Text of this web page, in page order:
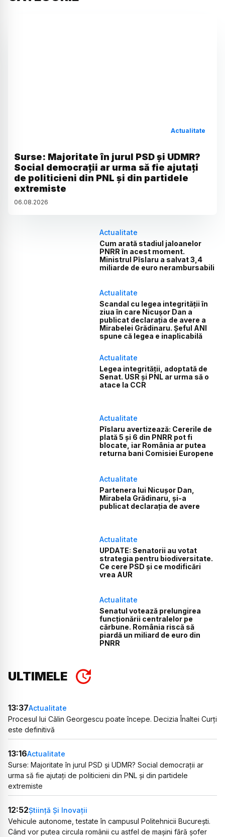
Actualitate
Surse: Majoritate în jurul PSD și UDMR?
Social democrații ar urma să fie ajutați
de politicieni din PNL și din partidele
extremiste
06.08.2026
Actualitate
Cum arată stadiul jaloanelor
PNRR în acest moment.
Ministrul Pîslaru a salvat 3,4
miliarde de euro nerambursabili
Actualitate
Scandal cu legea integrității în
ziua în care Nicușor Dan a
publicat declarația de avere a
Mirabelei Grădinaru. Șeful ANI
spune că legea e inaplicabilă
Actualitate
Legea integrității, adoptată de
Senat. USR și PNL ar urma să o
atace la CCR
Actualitate
Pîslaru avertizează: Cererile de
plată 5 și 6 din PNRR pot fi
blocate, iar România ar putea
returna bani Comisiei Europene
Actualitate
Partenera lui Nicușor Dan,
Mirabela Grădinaru, și-a
publicat declarația de avere
Actualitate
UPDATE: Senatorii au votat
strategia pentru biodiversitate.
Ce cere PSD și ce modificări
vrea AUR
Actualitate
Senatul votează prelungirea
funcționării centralelor pe
cărbune. România riscă să
piardă un miliard de euro din
PNRR
ULTIMELE
13:37Actualitate
Procesul lui Călin Georgescu poate începe. Decizia Înaltei Curți
este definitivă
13:16Actualitate
Surse: Majoritate în jurul PSD și UDMR? Social democrații ar
urma să fie ajutați de politicieni din PNL și din partidele
extremiste
12:52Știință Și Inovații
Vehicule autonome, testate în campusul Politehnicii București.
Când vor putea circula românii cu astfel de mașini fără șofer